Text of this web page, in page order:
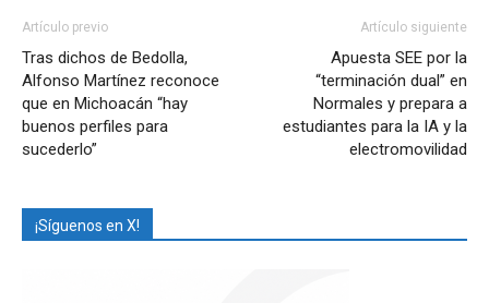
Artículo previo
Tras dichos de Bedolla,
Alfonso Martínez reconoce
que en Michoacán “hay
buenos perfiles para
sucederlo”
Artículo siguiente
Apuesta SEE por la
“terminación dual” en
Normales y prepara a
estudiantes para la IA y la
electromovilidad
¡Síguenos en X!